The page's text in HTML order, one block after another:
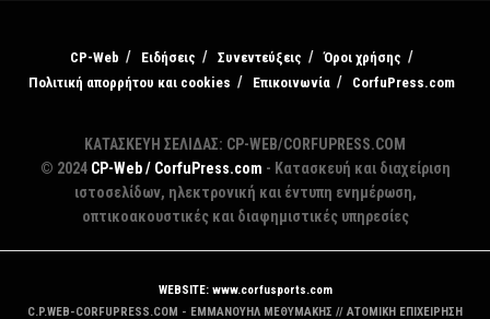
CP-Web Ειδήσεις Συνεντεύξεις
Όροι χρήσης
Πολιτική απορρήτου και cookies
Επικοινωνία CorfuPress.com
ΚΑΤΑΣΚΕΥΗ ΣΕΛΙΔΑΣ: CP-WEB/CORFUPRESS.COM
© 2024 CP-Web / CorfuPress.com - Κατασκευή και διαχείριση
ιστοσελίδων, ηλεκτρονική και έντυπη ενημέρωση,
οπτικοακουστικές και διαφημιστικές υπηρεσίες
WEBSITE: www.corfusports.com
C.P.WEB-CORFUPRESS.COM - ΕΜΜΑΝΟΥΗΛ ΜΕΘΥΜΑΚΗΣ // ΑΤΟΜΙΚΗ ΕΠΙΧΕΙΡΗΣΗ